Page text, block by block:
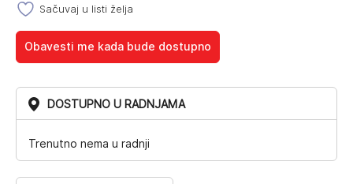
Sačuvaj u listi želja
Obavesti me kada bude dostupno
DOSTUPNO U RADNJAMA
Trenutno nema u radnji